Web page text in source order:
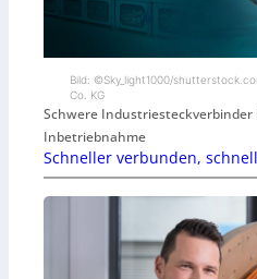
Bild: ©Sky_light1000/
Co. KG
Schwere
Inbetriebnahme
Schneller verbunden,